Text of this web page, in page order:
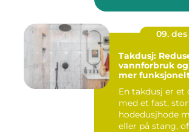
09. des
Takdusj:
vannforbruk
mer
En takdusj er et
med et fast,
hodedusjhode
eller på stang,